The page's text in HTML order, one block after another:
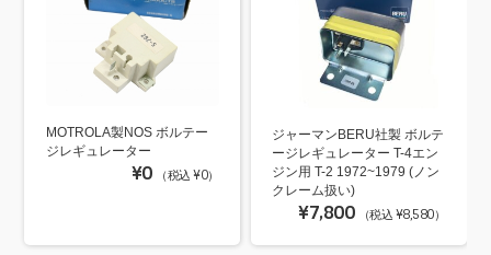
MOTROLA製NOS ボルテー
ジレギュレーター
¥0 （税込 ¥0）
ジャーマンBERU社製 ボルテ
ージレギュレーター T-4エン
ジン用 T-2 1972~1979 (ノン
クレーム扱い)
¥7,800 （税込 ¥8,580）